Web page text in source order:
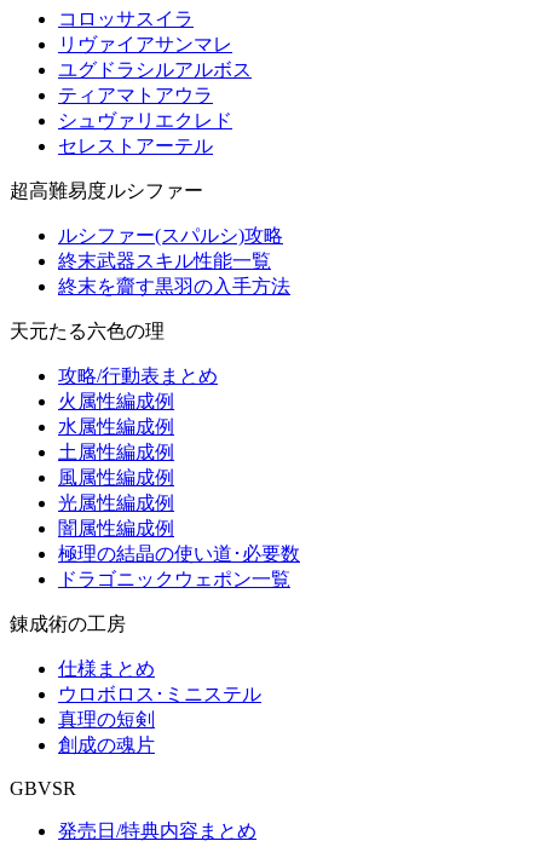
コロッサスイラ
リヴァイアサンマレ
ユグドラシルアルボス
ティアマトアウラ
シュヴァリエクレド
セレストアーテル
超高難易度ルシファー
ルシファー(スパルシ)攻略
終末武器スキル性能一覧
終末を齎す黒羽の入手方法
天元たる六色の理
攻略/行動表まとめ
火属性編成例
水属性編成例
土属性編成例
風属性編成例
光属性編成例
闇属性編成例
極理の結晶の使い道･必要数
ドラゴニックウェポン一覧
錬成術の工房
仕様まとめ
ウロボロス･ミニステル
真理の短剣
創成の魂片
GBVSR
発売日/特典内容まとめ